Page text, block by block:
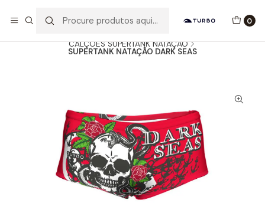
0
CALÇÕES SUPERTANK NATAÇÃO
SUPERTANK NATAÇÃO DARK SEAS